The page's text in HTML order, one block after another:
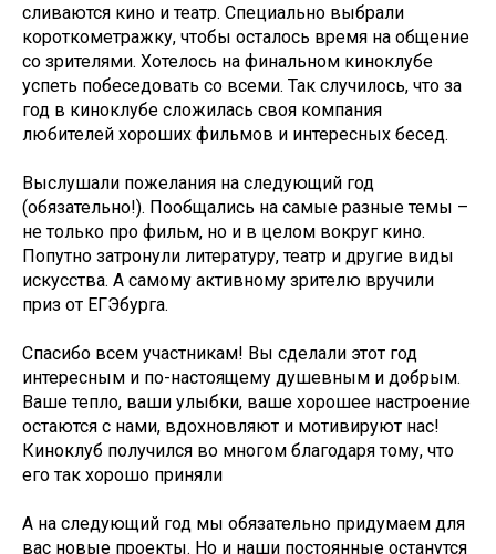
сливаются кино и театр. Специально выбрали
короткометражку, чтобы осталось время на общение
со зрителями. Хотелось на финальном киноклубе
успеть побеседовать со всеми. Так случилось, что за
год в киноклубе сложилась своя компания
любителей хороших фильмов и интересных бесед.
Выслушали пожелания на следующий год
(обязательно!). Пообщались на самые разные темы –
не только про фильм, но и в целом вокруг кино.
Попутно затронули литературу, театр и другие виды
искусства. А самому активному зрителю вручили
приз от ЕГЭбурга.
Спасибо всем участникам! Вы сделали этот год
интересным и по-настоящему душевным и добрым.
Ваше тепло, ваши улыбки, ваше хорошее настроение
остаются с нами, вдохновляют и мотивируют нас!
Киноклуб получился во многом благодаря тому, что
его так хорошо приняли
А на следующий год мы обязательно придумаем для
вас новые проекты. Но и наши постоянные останутся